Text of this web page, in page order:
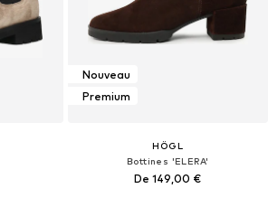
Nouveau
Premium
HÖGL
Bottines 'ELERA'
De 149,00 €